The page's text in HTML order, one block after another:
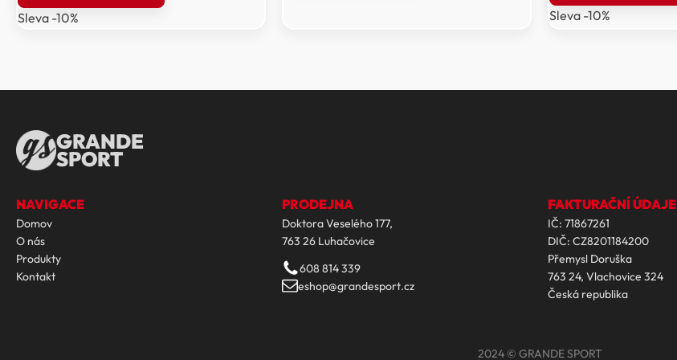
9
8
Sleva -10%
8
7
Sleva -10%
GRANDE
SPORT
NAVIGACE
Domov
O nás
Produkty
Kontakt
PRODEJNA
Doktora Veselého 177,
763 26 Luhačovice
608 814 339
eshop@grandesport.cz
FAKTURAČNÍ ÚDAJE
IČ: 71867261
DIČ: CZ8201184200
Přemysl Doruška
763 24, Vlachovice 324
Česká republika
2024 © GRANDE SPORT